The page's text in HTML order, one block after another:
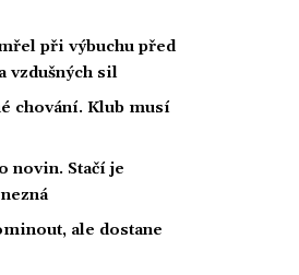
při výbuchu před
vzdušných sil
chování. Klub musí
novin. Stačí je
ale dostane